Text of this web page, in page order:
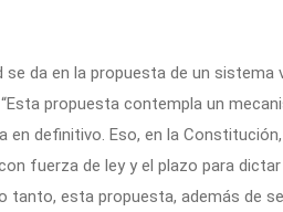
da en la propuesta de un sistema
propuesta contempla un
en definitivo. Eso, en la
fuerza de ley y el plazo para
tanto, esta propuesta, además de